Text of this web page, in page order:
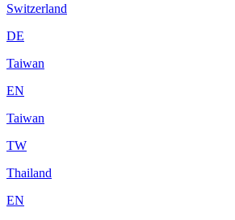
Switzerland
DE
Taiwan
EN
Taiwan
TW
Thailand
EN